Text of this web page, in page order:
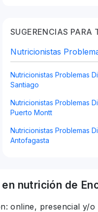
SUGERENCIAS PARA
Nutricionistas
Nutricionistas Problemas
Santiago
Nutricionistas Problemas
Puerto Montt
Nutricionistas Problemas
Antofagasta
nutrición de
online, presencial y/